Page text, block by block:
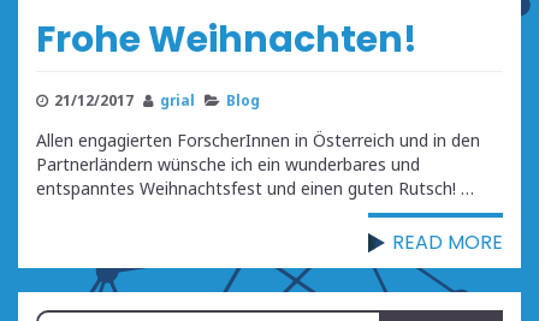
Frohe Weihnachten!
21/12/2017 grial Blog
Allen engagierten ForscherInnen in Österreich und in den
Partnerländern wünsche ich ein wunderbares und
entspanntes Weihnachtsfest und einen guten Rutsch! …
READ MORE